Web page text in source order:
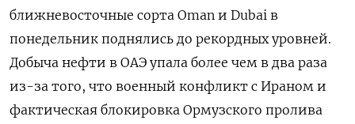
ближневосточные сорта ​Oman и Dubai в
понедельник поднялись до рекордных уровней.
Добыча нефти в ОАЭ упала более чем в два раза
из-за того, что военный конфликт с Ираном и
фактическая блокировка Ормузского пролива